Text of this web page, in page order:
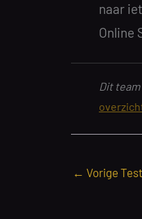
naar
Online
Dit
← Vorige